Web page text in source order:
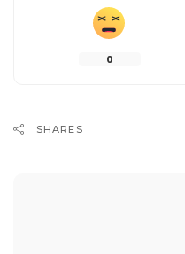
0
SHARES